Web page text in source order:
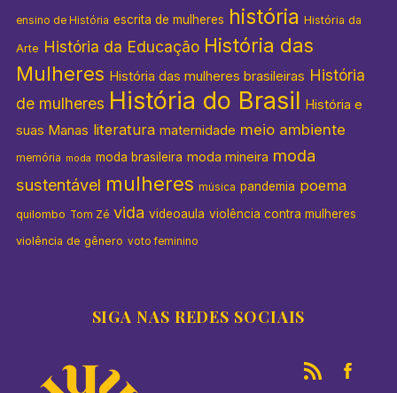
ensino de História escrita de mulheres história História da
Arte História da Educação História das
Mulheres História das mulheres brasileiras História
de mulheres História do Brasil História e
suas Manas literatura maternidade meio ambiente
memória moda moda brasileira moda mineira moda
sustentável mulheres música pandemia poema
quilombo Tom Zé vida videoaula violência contra mulheres
violência de gênero voto feminino
SIGA NAS REDES SOCIAIS